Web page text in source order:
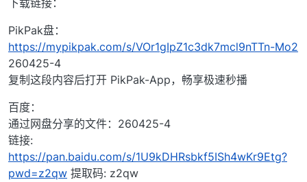
下载链接：
PikPak盘：
https://mypikpak.com/s/VOr1gIpZ1c3dk7mcl9nTTn-Mo2
260425-4
复制这段内容后打开 PikPak-App，畅享极速秒播
百度：
通过网盘分享的文件：260425-4
链接:
https://pan.baidu.com/s/1U9kDHRsbkf5ISh4wKr9Etg?
pwd=z2qw 提取码: z2qw